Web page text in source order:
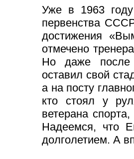
Уже в 1963
первенства
достижения
отмечено
Но даже после
оставил свой
а на посту
кто стоял у
ветерана
Надеемся, что
долголетием. А